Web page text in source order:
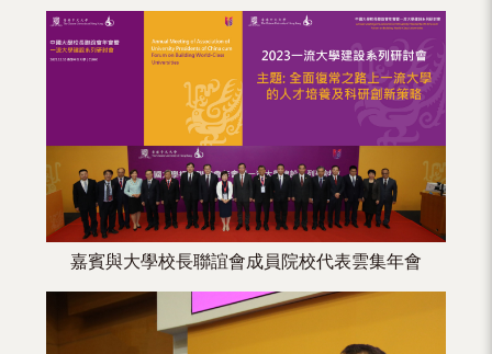
區） 嘉賓與大學校長聯誼會成員院校代表雲集年會